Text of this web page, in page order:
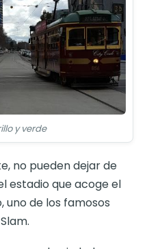
y verde
no pueden dejar de
estadio que acoge el
uno de los famosos